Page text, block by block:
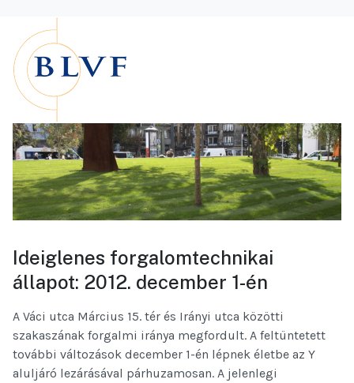
Ideiglenes forgalomtechnikai
állapot: 2012. december 1-én
A Váci utca Március 15. tér és Irányi utca közötti
szakaszának forgalmi iránya megfordult. A feltüntetett
további változások december 1-én lépnek életbe az Y
aluljáró lezárásával párhuzamosan. A jelenlegi